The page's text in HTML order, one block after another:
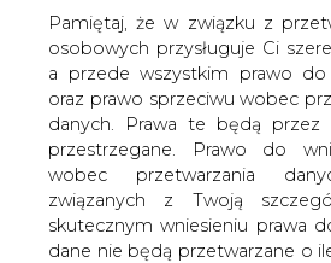
Pamiętaj, że w związku z
osobowych przysługuje Ci
a przede wszystkim prawo do
oraz prawo sprzeciwu wobec
danych. Prawa te będą przez
przestrzegane. Prawo do
wobec przetwarzania
związanych z Twoją
skutecznym wniesieniu prawa
dane nie będą przetwarzane o
Orlen dba o
stacjach